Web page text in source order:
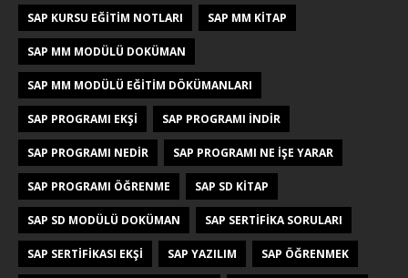
SAP KURSU EĞITIM NOTLARI SAP MM KITAP
SAP MM MODÜLÜ DOKÜMAN
SAP MM MODÜLÜ EĞITIM DÖKÜMANLARI
SAP PROGRAMI EKŞI SAP PROGRAMI INDIR
SAP PROGRAMI NEDIR SAP PROGRAMI NE IŞE YARAR
SAP PROGRAMI ÖĞRENME SAP SD KITAP
SAP SD MODÜLÜ DOKÜMAN SAP SERTIFIKA SORULARI
SAP SERTIFIKASI EKŞI SAP YAZILIM SAP ÖĞRENMEK